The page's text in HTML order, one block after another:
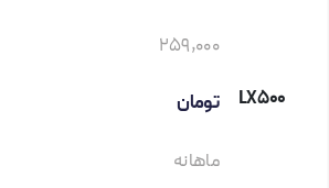
LX500
259,000
تومان
ماهانه